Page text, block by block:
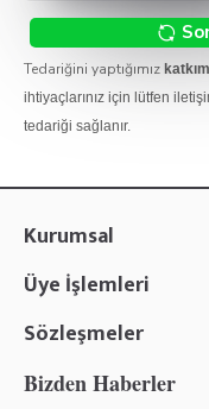
Tedariğini yaptığımız
ihtiyaçlarınız için lütfen
tedariği sağlanır.
Kurumsal
Üye İşlemleri
Sözleşmeler
Bizden Haberler